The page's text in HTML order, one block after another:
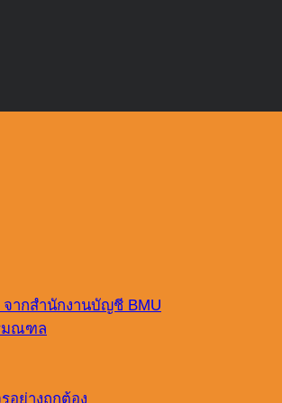
ากสำนักงานบัญชี BMU
มณฑล
อย่างถูกต้อง